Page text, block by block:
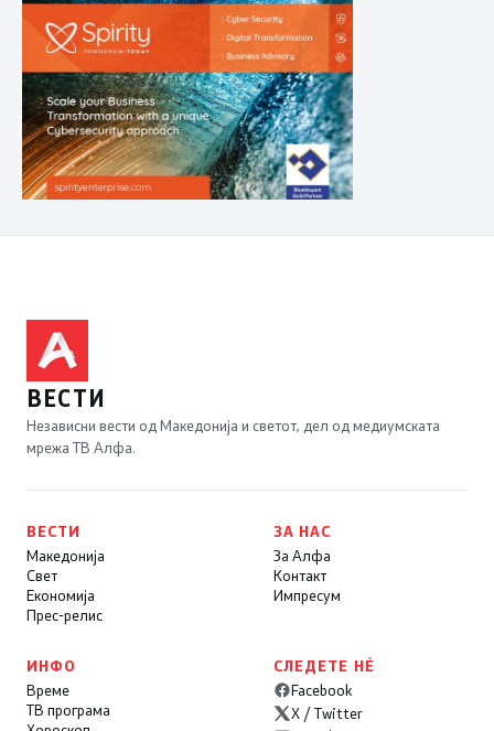
ВЕСТИ
Независни вести од Македонија и светот, дел од медиумската
мрежа ТВ Алфа.
ВЕСТИ
Македонија
Свет
Економија
Прес-релис
ЗА НАС
За Алфа
Контакт
Импресум
ИНФО
Време
ТВ програма
СЛЕДЕТЕ НÉ
Facebook
X / Twitter